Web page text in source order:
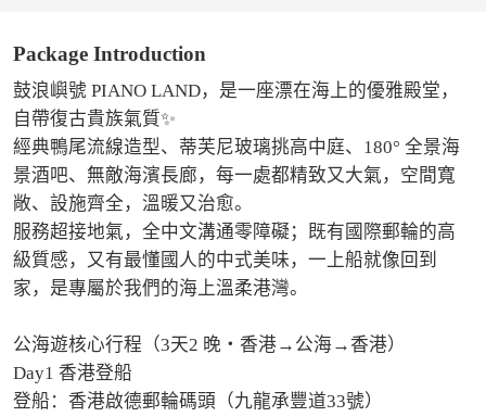
Package Introduction
鼓浪嶼號 PIANO LAND，是一座漂在海上的優雅殿堂，
自帶復古貴族氣質✨
經典鴨尾流線造型、蒂芙尼玻璃挑高中庭、180° 全景海
景酒吧、無敵海濱長廊，每一處都精致又大氣，空間寬
敞、設施齊全，溫暖又治愈。
服務超接地氣，全中文溝通零障礙；既有國際郵輪的高
級質感，又有最懂國人的中式美味，一上船就像回到
家，是專屬於我們的海上溫柔港灣。
公海遊核心行程（3天2 晚・香港→公海→香港）
Day1 香港登船
登船：香港啟德郵輪碼頭（九龍承豐道33號）